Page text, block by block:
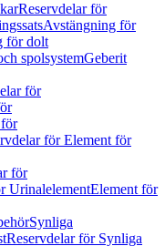
Reservdelar för
Avstängning för
för dolt
spolsystemGeberit
för
för Element för
för
UrinalelementElement för
Synliga
Reservdelar för Synliga